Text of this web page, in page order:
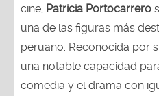
cine, Patricia Portocarrero
una de las figuras más
peruano. Reconocida por
una notable capacidad
comedia y el drama con